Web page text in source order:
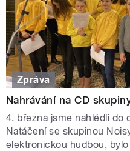
Zpráva
Nahrávání na CD
4. března jsme nahlédli do
Natáčení se skupinou
elektronickou hudbou,